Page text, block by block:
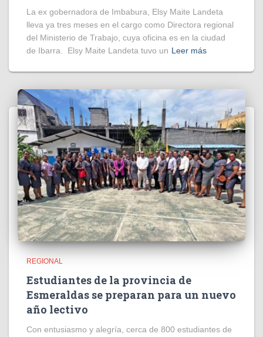
La ex gobernadora de Imbabura, Elsy Maite Landeta
lleva ya tres meses en el cargo como Directora regional
del Ministerio de Trabajo, cuya oficina es en la ciudad
de Ibarra. Elsy Maite Landeta tuvo un Leer más
REGIONAL
Estudiantes de la provincia de
Esmeraldas se preparan para un nuevo
año lectivo
Con entusiasmo y alegría, cerca de 800 estudiantes de